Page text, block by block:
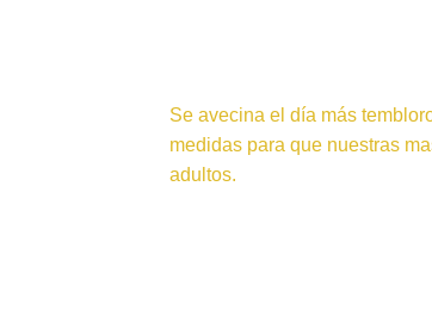
Se avecina el día más
medidas para que nuestras
adultos.